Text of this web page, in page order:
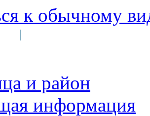
к обычному
|
и район
информация